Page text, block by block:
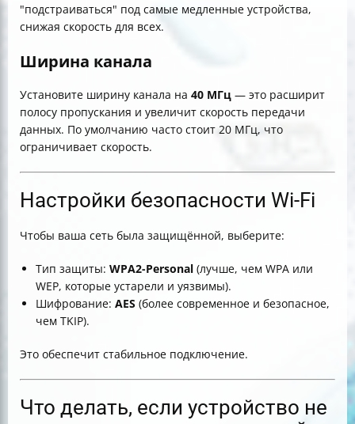
"подстраиваться" под самые медленные устройства,
снижая скорость для всех.
Ширина канала
Установите ширину канала на 40 МГц — это расширит
полосу пропускания и увеличит скорость передачи
данных. По умолчанию часто стоит 20 МГц, что
ограничивает скорость.
Настройки безопасности Wi-Fi
Чтобы ваша сеть была защищённой, выберите:
Тип защиты: WPA2-Personal (лучше, чем WPA или
WEP, которые устарели и уязвимы).
Шифрование: AES (более современное и безопасное,
чем TKIP).
Это обеспечит стабильное подключение.
Что делать, если устройство не